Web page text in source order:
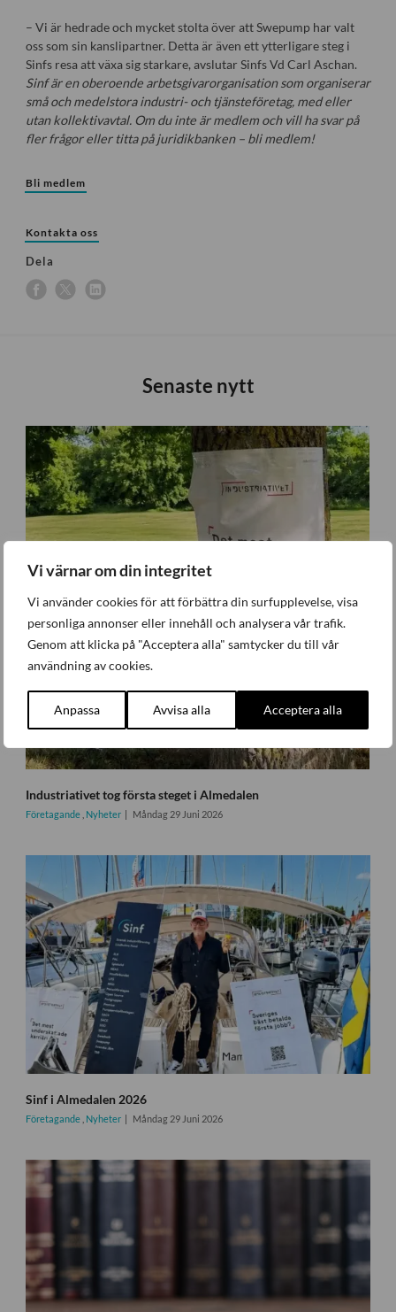
Vi värnar om din integritet
Vi använder cookies för att förbättra din surfupplevelse, visa
personliga annonser eller innehåll och analysera vår trafik.
Genom att klicka på "Acceptera alla" samtycker du till vår
användning av cookies.
Anpassa Avvisa alla Acceptera alla
– Vi är hedrade och mycket stolta över att Swepump har valt
oss som sin kanslipartner. Detta är även ett ytterligare steg i
Sinfs resa att växa sig starkare, avslutar Sinfs Vd Carl Aschan.
Sinf är en oberoende arbetsgivarorganisation som organiserar
små och medelstora industri- och tjänsteföretag, med eller
utan kollektivavtal. Om du inte är medlem och vill ha svar på
fler frågor eller titta på juridikbanken – bli medlem!
Bli medlem
Kontakta oss
Dela
Senaste nytt
Industriativet tog första steget i Almedalen
Företagande Nyheter Måndag 29 Juni 2026
Sinf i Almedalen 2026
Företagande Nyheter Måndag 29 Juni 2026